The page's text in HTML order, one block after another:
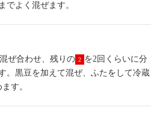
でよく混ぜます。
ぜ合わせ、残りの 2 を2回くらいに分
。黒豆を加えて混ぜ、ふたをして冷蔵
す。